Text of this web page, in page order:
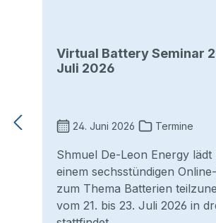
Virtual Battery Seminar
Juli 2026
24. Juni 2026 Termine
Shmuel De-Leon Energy lädt
einem sechsstündigen
zum Thema Batterien
vom 21. bis 23. Juli 2026 in